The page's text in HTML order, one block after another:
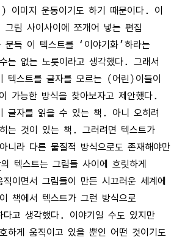
이미지 운동이기도 하기 때문이다. 이
림 사이사이에 쪼개어 넣는 편집
득 이 텍스트를 ‘이야기화’하라는
는 없는 노릇이라고 생각했다. 그래서
텍스트를 글자를 모르는 (어린)이들이
가능한 방식을 찾아보자고 제안했다.
글자를 읽을 수 있는 책. 아니 오히려
는 것이 있는 책. 그러려면 텍스트가
니라 다른 물질적 방식으로도 존재해야만
의 텍스트는 그림들 사이에 흐릿하게
이면서 그림들이 만든 시끄러운 세계에
책에서 텍스트가 그런 방식으로
다고 생각했다. 이야기일 수도 있지만
하게 움직이고 있을 뿐인 어떤 것이기도